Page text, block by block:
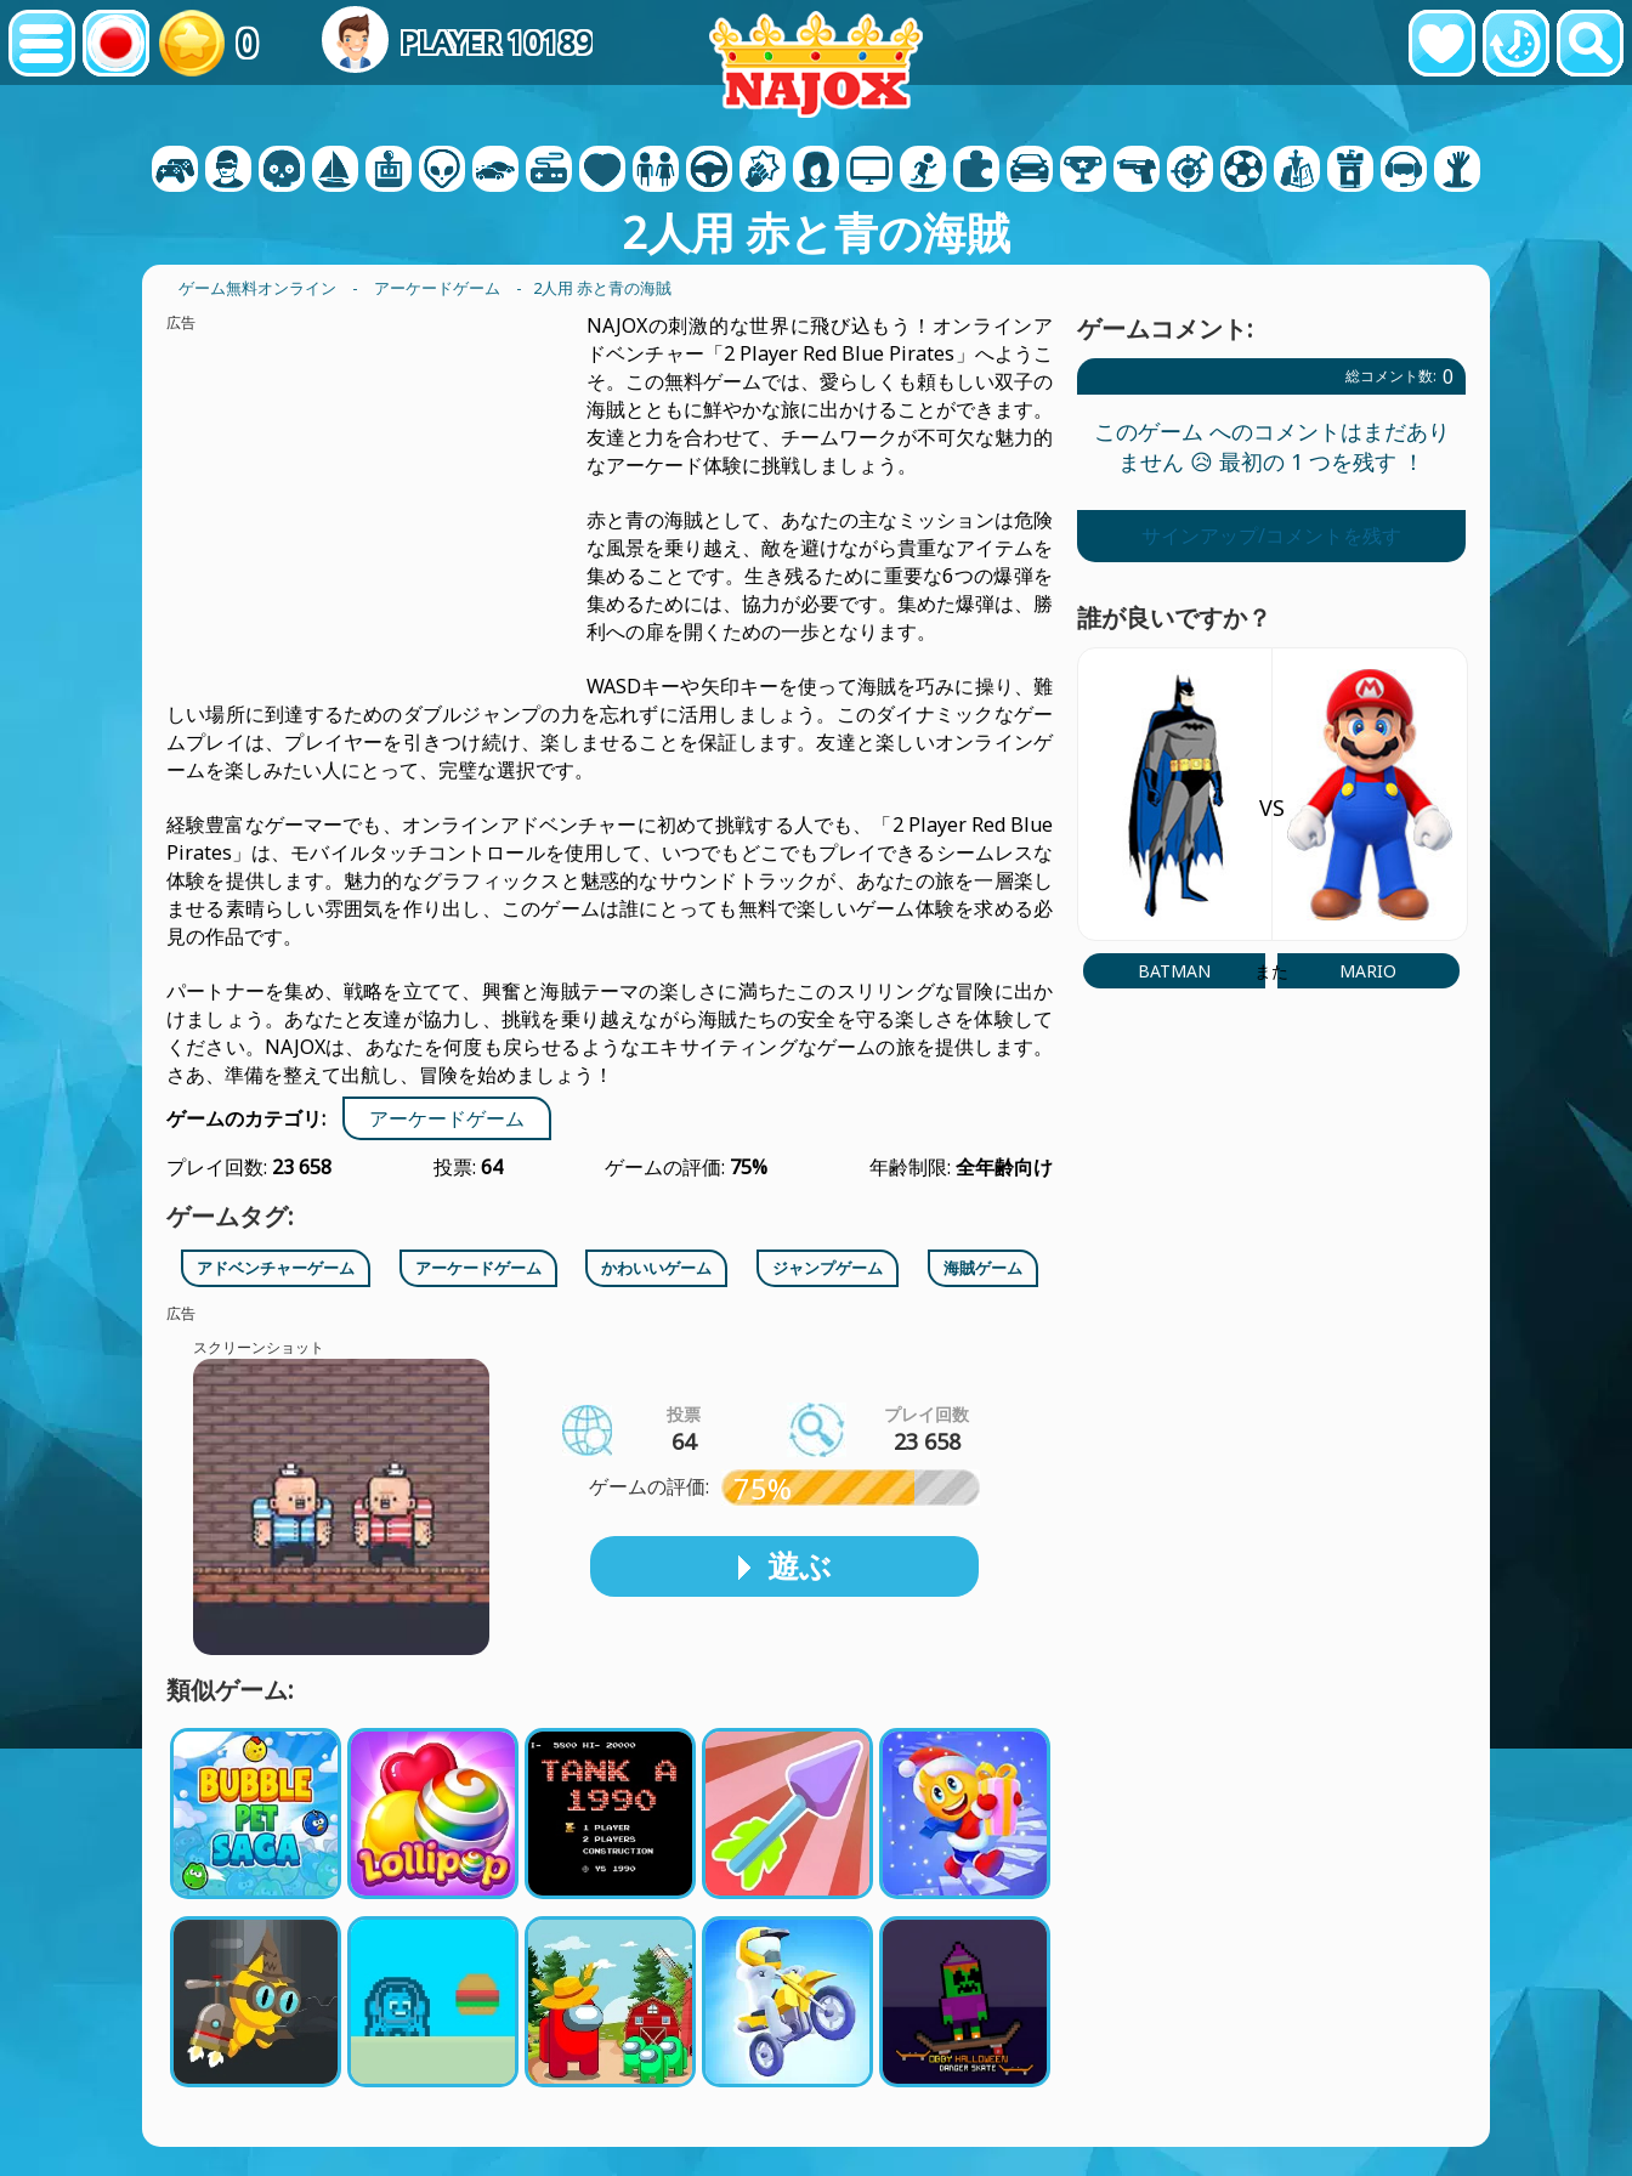
0 PLAYER 10189
2人用 赤と青の海賊
ゲーム無料オンライン - アーケードゲーム - 2人用 赤と青の海賊
広告
NAJOXの刺激的な世界に飛び込もう！オンラインア
ドベンチャー「2 Player Red Blue Pirates」へようこ
そ。この無料ゲームでは、愛らしくも頼もしい双子の
海賊とともに鮮やかな旅に出かけることができます。
友達と力を合わせて、チームワークが不可欠な魅力的
なアーケード体験に挑戦しましょう。
赤と青の海賊として、あなたの主なミッションは危険
な風景を乗り越え、敵を避けながら貴重なアイテムを
集めることです。生き残るために重要な6つの爆弾を
集めるためには、協力が必要です。集めた爆弾は、勝
利への扉を開くための一歩となります。
WASDキーや矢印キーを使って海賊を巧みに操り、難
しい場所に到達するためのダブルジャンプの力を忘れずに活用しましょう。このダイナミックなゲー
ムプレイは、プレイヤーを引きつけ続け、楽しませることを保証します。友達と楽しいオンラインゲ
ームを楽しみたい人にとって、完璧な選択です。
経験豊富なゲーマーでも、オンラインアドベンチャーに初めて挑戦する人でも、「2 Player Red Blue
Pirates」は、モバイルタッチコントロールを使用して、いつでもどこでもプレイできるシームレスな
体験を提供します。魅力的なグラフィックスと魅惑的なサウンドトラックが、あなたの旅を一層楽し
ませる素晴らしい雰囲気を作り出し、このゲームは誰にとっても無料で楽しいゲーム体験を求める必
見の作品です。
パートナーを集め、戦略を立てて、興奮と海賊テーマの楽しさに満ちたこのスリリングな冒険に出か
けましょう。あなたと友達が協力し、挑戦を乗り越えながら海賊たちの安全を守る楽しさを体験して
ください。NAJOXは、あなたを何度も戻らせるようなエキサイティングなゲームの旅を提供します。
さあ、準備を整えて出航し、冒険を始めましょう！
ゲームのカテゴリ:
アーケードゲーム
プレイ回数: 23 658 投票: 64 ゲームの評価: 75% 年齢制限: 全年齢向け
ゲームタグ:
アドベンチャーゲーム アーケードゲーム かわいいゲーム ジャンプゲーム 海賊ゲーム
広告
スクリーンショット
投票
64
プレイ回数
23 658
ゲームの評価: 75%
遊ぶ
類似ゲーム:
ゲームコメント:
総コメント数: 0
このゲーム へのコメントはまだあり
ません 😥 最初の 1 つを残す ！
サインアップ/コメントを残す
誰が良いですか？
BATMAN
VS
また MARIO